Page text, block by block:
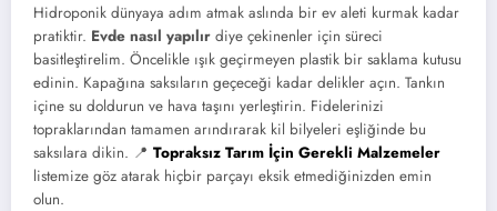
Hidroponik dünyaya adım atmak aslında bir ev aleti kurmak kadar
pratiktir. Evde nasıl yapılır diye çekinenler için süreci
basitleştirelim. Öncelikle ışık geçirmeyen plastik bir saklama kutusu
edinin. Kapağına saksıların geçeceği kadar delikler açın. Tankın
içine su doldurun ve hava taşını yerleştirin. Fidelerinizi
topraklarından tamamen arındırarak kil bilyeleri eşliğinde bu
saksılara dikin. 📍 Topraksız Tarım İçin Gerekli Malzemeler
listemize göz atarak hiçbir parçayı eksik etmediğinizden emin
olun.